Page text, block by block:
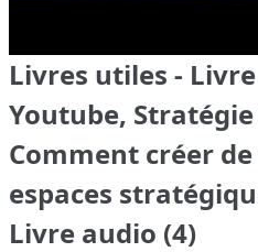
Livres utiles -
Youtube,
Comment créer
espaces
Livre audio (4)